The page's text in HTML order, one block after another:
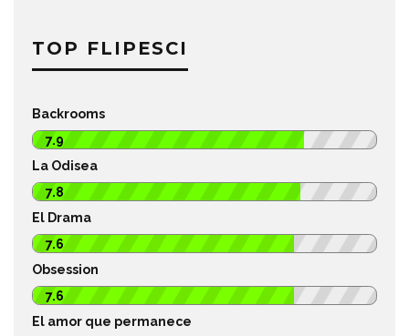
TOP FLIPESCI
Backrooms
7.9
La Odisea
7.8
El Drama
7.6
Obsession
7.6
El amor que permanece